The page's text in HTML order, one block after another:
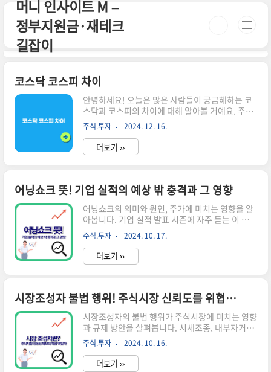
본문 바로가기
머니 인사이트 M –
정부지원금·재테크
길잡이
코스닥 코스피 차이
안녕하세요! 오늘은 많은 사람들이 궁금해하는 코
스닥과 코스피의 차이에 대해 알아볼 거예요. 주식
투자에 관심이 있는 친구들이라면 두 용어를 자주
들어봤을 텐데요, 이 두 시장이 무엇인지, 어떻게
다른지 쉽게 설명해드릴게요.시간이 없으신 분들
은 아래 버튼으로 확인하세요!미국주식 세금 계산
합 주가지수로, 우리나라의 대표적인 주식 시장이
에요. 주로 대기업들이 상장되어 있고, 삼성전자,
현대자동차 같은 유명한 기업들이 포함되어 있죠.
코스피는 기업의 시가총액(주가와 주식 수를 곱한
값)을 기준으로 지수를 계산해요. 즉, 코스피가 오
르면 대기업들의 가치가 상승했다는 뜻이에요.코
스피의 특징대기업 중심: 자본금 50..
주식.투자 2024. 12. 16.
더보기 ››
어닝쇼크 뜻! 기업 실적의 예상 밖 충격과 그 영향
어닝쇼크의 의미와 원인, 주가에 미치는 영향을 알
아봅니다. 기업 실적 발표 시즌에 자주 듣는 이 용어
의 중요성과 투자자들의 대응 전략을 살펴볼게요.
어닝쇼크란 무엇인가? 어닝쇼크는 기업의 실제 이
익이 시장의 예상을 크게 밑도는 현상을 말합니다.
'어닝(earning)'은 기업의 수익을, '쇼크
을 가리킵니다.어닝쇼크의 특징예상 밖의 결과: 분
석가들의 예측과 실제 실적 사이에 큰 차이가 있습
니다.주가 영향: 대부분 주가 하락으로 이어집니다.
시장 반응: 투자자들의 신뢰도가 떨어지고, 해당 기
업 주식의 거래량이 급증할 수 있습니다.어닝쇼크
와 어닝서프라이즈의 차이어닝쇼크의 반대 개념으
로 '어닝서프라이즈'가 있습..
주식.투자 2024. 10. 17.
더보기 ››
시장조성자 불법 행위! 주식시장 신뢰도를 위협하는 문제와 대책
시장조성자의 불법 행위가 주식시장에 미치는 영향
과 규제 방안을 살펴봅니다. 시세조종, 내부자거래
등 주요 불법 사례와 이를 방지하기 위한 감독 체계
를 분석하고 투자자 보호 방안을 제시합니다. 시장
조성자의 역할과 불법 행위의 유형 시장조성자는
주식.투자 2024. 10. 16.
더보기 ››